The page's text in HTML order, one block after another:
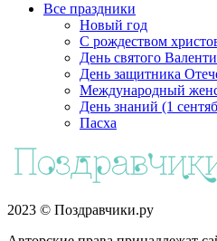
Все праздники
Новый год
С рождеством
День святого
День защитника
Международный
День знаний (1
Пасха
2023 © Поздравчики.ру